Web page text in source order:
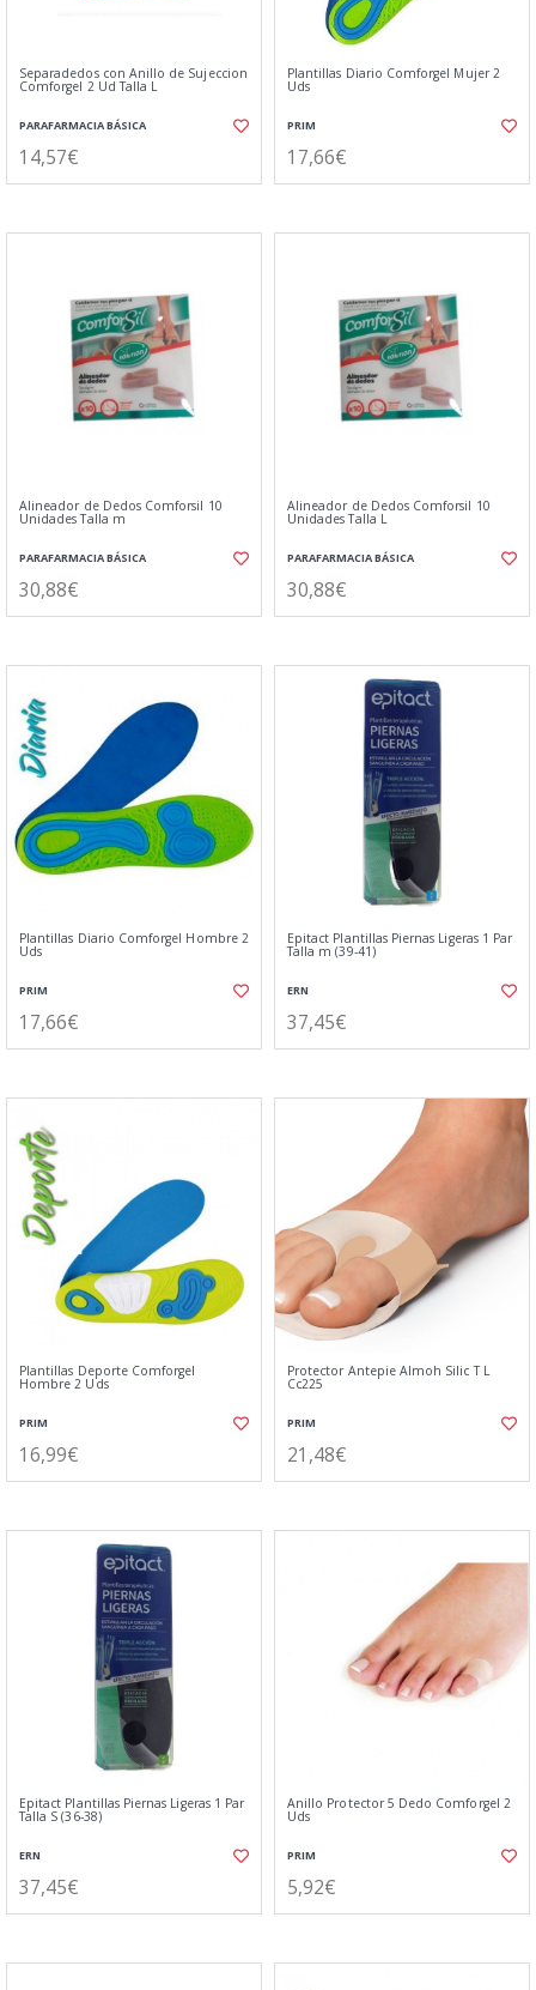
Separadedos con Anillo de Sujeccion
Comforgel 2 Ud Talla L
PARAFARMACIA BÁSICA
14,57€
Plantillas Diario Comforgel Mujer 2
Uds
PRIM
17,66€
Alineador de Dedos Comforsil 10
Unidades Talla m
PARAFARMACIA BÁSICA
30,88€
Alineador de Dedos Comforsil 10
Unidades Talla L
PARAFARMACIA BÁSICA
30,88€
Plantillas Diario Comforgel Hombre 2
Uds
PRIM
17,66€
Epitact Plantillas Piernas Ligeras 1 Par
Talla m (39-41)
ERN
37,45€
Plantillas Deporte Comforgel
Hombre 2 Uds
PRIM
16,99€
Protector Antepie Almoh Silic T L
Cc225
PRIM
21,48€
Epitact Plantillas Piernas Ligeras 1 Par
Talla S (36-38)
ERN
37,45€
Anillo Protector 5 Dedo Comforgel 2
Uds
PRIM
5,92€